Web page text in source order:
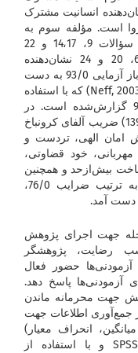
انزوا که سؤالات 3، 7، 10 و 15 نشان‌دهنده انسانیت مشترک
نشان‌دهنده انزوا است. مؤلفه سوم به
هشیاری در مقابل همانندسازی افراطی سؤالات 9، 14،17 و 22
نشان‌دهنده به هشیاری و سؤالات 2، 6، 20 و 24 نشان‌دهنده
همانندسازی افراطی است. ضریب پایایی باز آزمایی 93/0 به دست
آمد. پایایی این پرسشنامه نیز توسط نف (Neff, 2003) که با استفاده
از ضریب آلفای کرونباخ انجام شد 93/0 گزارش‌شده است. در
تحقیق ابوالقاسمی، تقی پور و نریمانی (1392) ضریب آلفای کرونباخ
پژوهش امان الهی، تردست و
خود مهربانی، خود قضاوتی،
بیش‌ازحد و همچنین
کل پرسشنامه به روش آلفای کرونباخ به ترتیب ضرایب 76/0،
جهت اجرای پژوهش
رضایت، پژوهشگر
حضور فعال
پاسخ دهد.
جهت محرمانه ماندن
جمع‌آوری اطلاعات جهت
انحراف معیار)
استفاده شد. داده‌ها توسط نرم‌افزار SPSS و با استفاده از